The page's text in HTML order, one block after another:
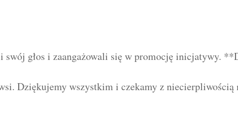
swój głos i zaangażowali się w promocję inicjatywy.
Dziękujemy wszystkim i czekamy z niecierpliwością